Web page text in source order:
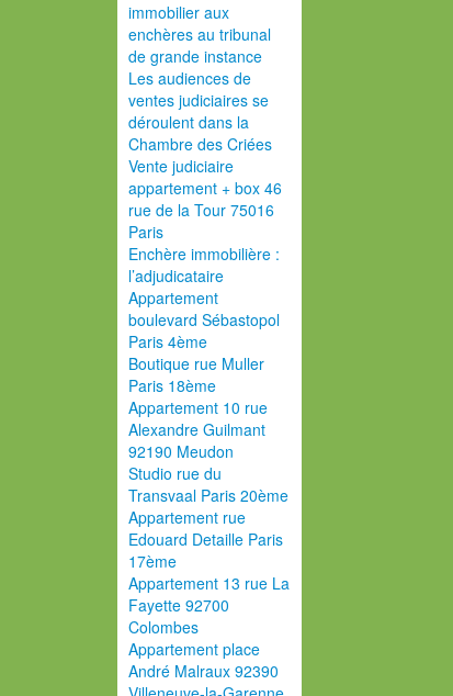
immobilier aux
enchères au tribunal
de grande instance
Les audiences de
ventes judiciaires se
déroulent dans la
Chambre des Criées
Vente judiciaire
appartement + box 46
rue de la Tour 75016
Paris
Enchère immobilière :
l’adjudicataire
Appartement
boulevard Sébastopol
Paris 4ème
Boutique rue Muller
Paris 18ème
Appartement 10 rue
Alexandre Guilmant
92190 Meudon
Studio rue du
Transvaal Paris 20ème
Appartement rue
Edouard Detaille Paris
17ème
Appartement 13 rue La
Fayette 92700
Colombes
Appartement place
André Malraux 92390